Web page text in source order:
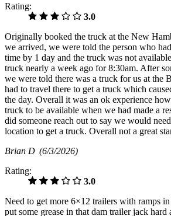
Rating:
3.0
Originally booked the truck at the New
we arrived, we were told the person who
time by 1 day and the truck was not
truck nearly a week ago for 8:30am. After
we were told there was a truck for us at the
had to travel there to get a truck which
the day. Overall it was an ok experience
truck to be available when we had made a
did someone reach out to say we would
location to get a truck. Overall not a great
Brian D (6/3/2026)
Rating:
3.0
Need to get more 6×12 trailers with ramps
put some grease in that dam trailer jack hard